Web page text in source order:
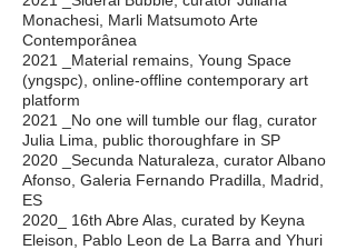
Monachesi, Marli Matsumoto Arte
Contemporânea
2021 _Material remains, Young Space
(yngspc), online-offline contemporary art
platform
2021 _No one will tumble our flag, curator
Julia Lima, public thoroughfare in SP
2020 _Secunda Naturaleza, curator Albano
Afonso, Galeria Fernando Pradilla, Madrid,
ES
2020_ 16th Abre Alas, curated by Keyna
Eleison, Pablo Leon de La Barra and Yhuri